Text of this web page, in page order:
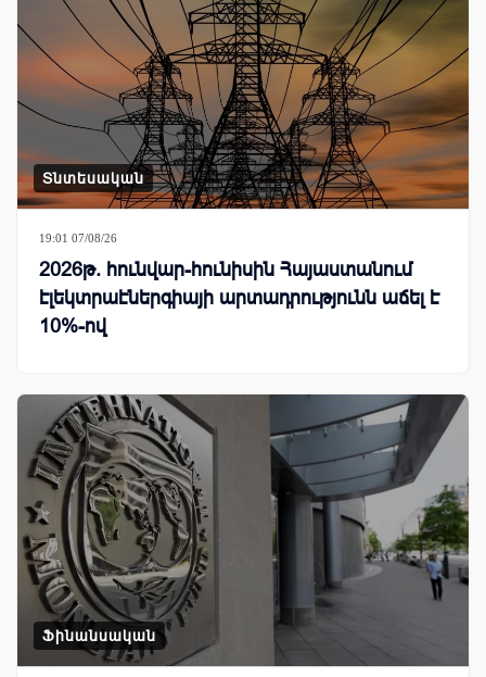
Տնտեսական
19:01 07/08/26
2026թ. հունվար-հունիսին Հայաստանում
էլեկտրաէներգիայի արտադրությունն աճել է
10%-ով
Ֆինանսական